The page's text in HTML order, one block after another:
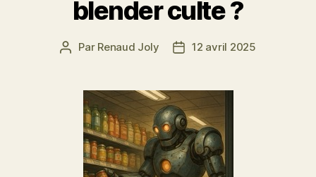
blender culte ?
Auteur
Par Renaud Joly
Date12 avril 2025